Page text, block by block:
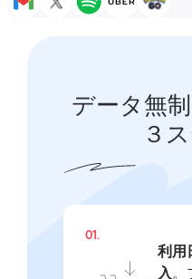
データ無
３
01.
利用
入 。